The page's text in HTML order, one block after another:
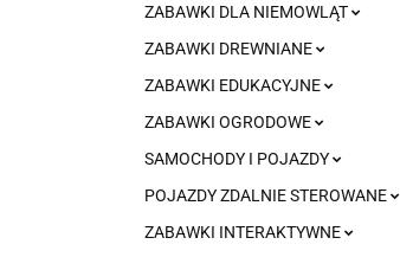
ZABAWKI DLA NIEMOWLĄT
ZABAWKI DREWNIANE
ZABAWKI EDUKACYJNE
ZABAWKI OGRODOWE
SAMOCHODY I POJAZDY
POJAZDY ZDALNIE STEROWANE
ZABAWKI INTERAKTYWNE